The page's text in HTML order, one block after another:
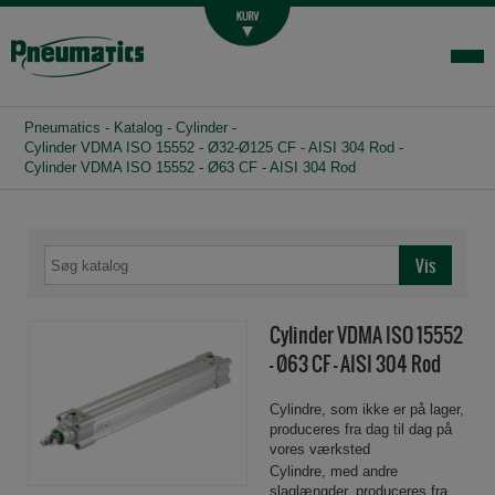
Fittings og slange
Handelsbetingelser
Kontakt
Pneumatics - Katalog - Cylinder -
Cylinder VDMA ISO 15552 - Ø32-Ø125 CF - AISI 304 Rod -
Cylinder VDMA ISO 15552 - Ø63 CF - AISI 304 Rod
Cylinder VDMA ISO 15552
- Ø63 CF - AISI 304 Rod
Cylindre, som ikke er på lager,
produceres fra dag til dag på
vores værksted
Cylindre, med andre
slaglængder, produceres fra